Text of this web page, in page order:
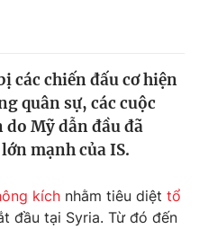
các chiến đấu cơ hiện
quân sự, các cuộc
Mỹ dẫn đầu đã
mạnh của IS.
kích nhằm tiêu diệt tổ
đầu tại Syria. Từ đó đến